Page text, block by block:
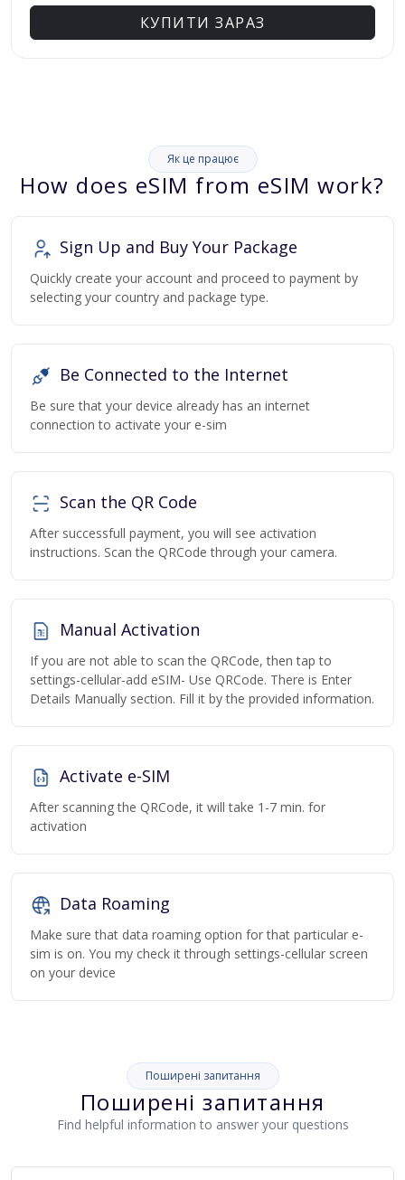
КУПИТИ ЗАРАЗ
Як це працює
How does eSIM from eSIM work?
Sign Up and Buy Your Package
Quickly create your account and proceed to payment by
selecting your country and package type.
Be Connected to the Internet
Be sure that your device already has an internet
connection to activate your e-sim
Scan the QR Code
After successfull payment, you will see activation
instructions. Scan the QRCode through your camera.
Manual Activation
If you are not able to scan the QRCode, then tap to
settings-cellular-add eSIM- Use QRCode. There is Enter
Details Manually section. Fill it by the provided information.
Activate e-SIM
After scanning the QRCode, it will take 1-7 min. for
activation
Data Roaming
Make sure that data roaming option for that particular e-
sim is on. You my check it through settings-cellular screen
on your device
Поширені запитання
Поширені запитання
Find helpful information to answer your questions